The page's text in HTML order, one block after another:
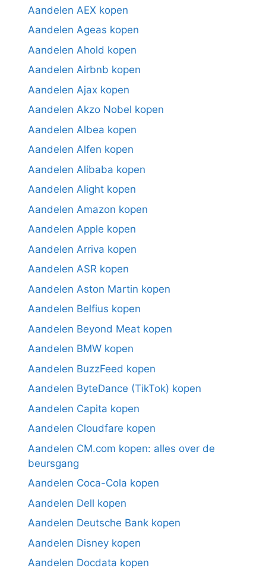
Aandelen AEX kopen
Aandelen Ageas kopen
Aandelen Ahold kopen
Aandelen Airbnb kopen
Aandelen Ajax kopen
Aandelen Akzo Nobel kopen
Aandelen Albea kopen
Aandelen Alfen kopen
Aandelen Alibaba kopen
Aandelen Alight kopen
Aandelen Amazon kopen
Aandelen Apple kopen
Aandelen Arriva kopen
Aandelen ASR kopen
Aandelen Aston Martin kopen
Aandelen Belfius kopen
Aandelen Beyond Meat kopen
Aandelen BMW kopen
Aandelen BuzzFeed kopen
Aandelen ByteDance (TikTok) kopen
Aandelen Capita kopen
Aandelen Cloudfare kopen
Aandelen CM.com kopen: alles over de
beursgang
Aandelen Coca-Cola kopen
Aandelen Dell kopen
Aandelen Deutsche Bank kopen
Aandelen Disney kopen
Aandelen Docdata kopen